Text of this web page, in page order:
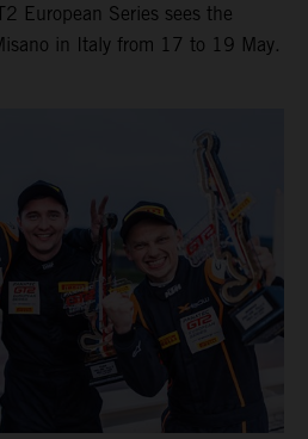
European Series sees the
in Italy from 17 to 19 May.